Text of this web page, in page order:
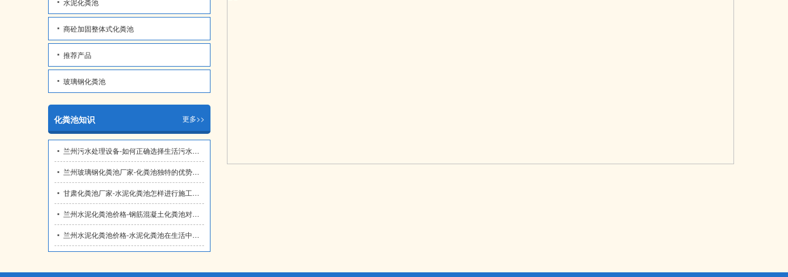
水泥化粪池
商砼加固整体式化粪池
推荐产品
玻璃钢化粪池
更多>>
化粪池知识
兰州污水处理设备​-如何正确选择生活污水处理设备
兰州玻璃钢化粪池厂家-化粪池独特的优势是什么
甘肃化粪池厂家-水泥化粪池怎样进行施工和防水
兰州水泥化粪池价格-钢筋混凝土化粪池对生活的后期影响
兰州水泥化粪池价格-水泥化粪池在生活中起到什么作用？